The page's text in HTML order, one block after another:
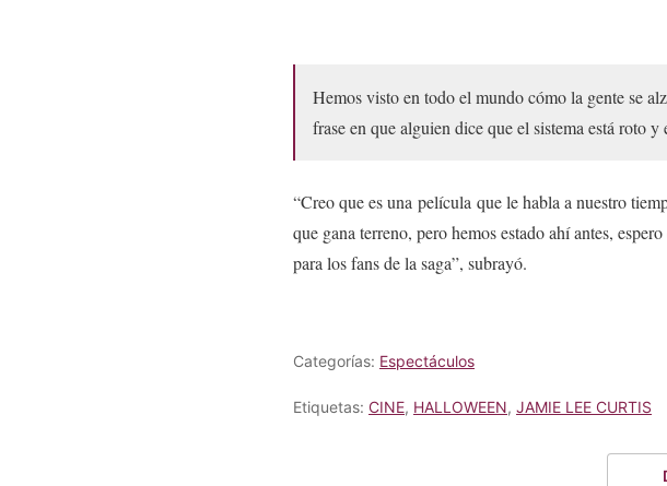
Hemos visto en todo el mundo cómo la gente se
frase en que alguien dice que el sistema está roto
“Creo que es una película que le habla a nuestro
que gana terreno, pero hemos estado ahí antes,
para los fans de la saga”, subrayó.
Categorías: Espectáculos
Etiquetas: CINE, HALLOWEEN, JAMIE LEE CURTIS